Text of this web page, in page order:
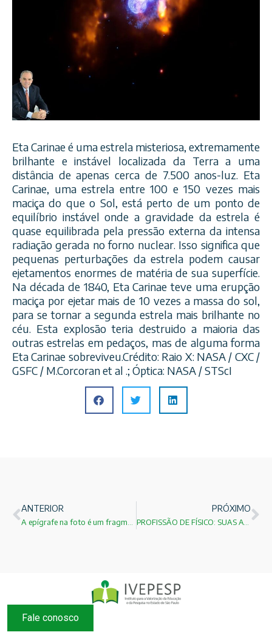
Eta Carinae é uma estrela misteriosa, extremamente
brilhante e instável localizada da Terra a uma
distância de apenas cerca de 7.500 anos-luz. Eta
Carinae, uma estrela entre 100 e 150 vezes mais
maciça do que o Sol, está perto de um ponto de
equilíbrio instável onde a gravidade da estrela é
quase equilibrada pela pressão externa da intensa
radiação gerada no forno nuclear. Isso significa que
pequenas perturbações da estrela podem causar
ejetamentos enormes de matéria de sua superfície.
Na década de 1840, Eta Carinae teve uma erupção
maciça por ejetar mais de 10 vezes a massa do sol,
para se tornar a segunda estrela mais brilhante no
céu. Esta explosão teria destruido a maioria das
outras estrelas em pedaços, mas de alguma forma
Eta Carinae sobreviveu.Crédito: Raio X: NASA / CXC /
GSFC / M.Corcoran et al .; Óptica: NASA / STScI
ANTERIOR PRÓXIMO
PROFISSÃO DE FÍSICO: SUAS ATRIBUIÇÕES!
Fale conosco